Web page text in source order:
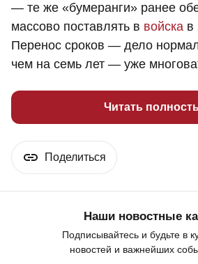
— те же «бумеранги» ранее
массово поставлять в войска в
Перенос сроков — дело
чем на семь лет — уже
Читать
Поделиться
Наши новостные
Подписывайтесь и будьте в
новостей и важнейших